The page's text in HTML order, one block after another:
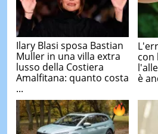
Ilary Blasi sposa Bastian
Muller in una villa extra
lusso della Costiera
Amalfitana: quanto costa
...
con
è